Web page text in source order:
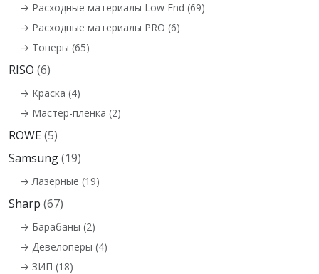
→ Расходные материалы Low End (69)
→ Расходные материалы PRO (6)
→ Тонеры (65)
RISO (6)
→ Краска (4)
→ Мастер-пленка (2)
ROWE(5)
Samsung(19)
→ Лазерные (19)
Sharp (67)
→ Барабаны (2)
→ Девелоперы (4)
→ ЗИП (18)